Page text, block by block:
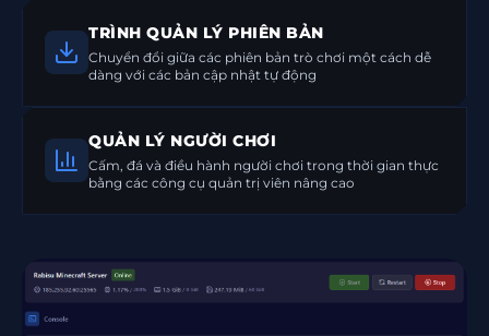
TRÌNH QUẢN LÝ PHIÊN BẢN
Chuyển đổi giữa các phiên bản trò chơi một cách dễ
dàng với các bản cập nhật tự động
QUẢN LÝ NGƯỜI CHƠI
Cấm, đá và điều hành người chơi trong thời gian thực
bằng các công cụ quản trị viên nâng cao